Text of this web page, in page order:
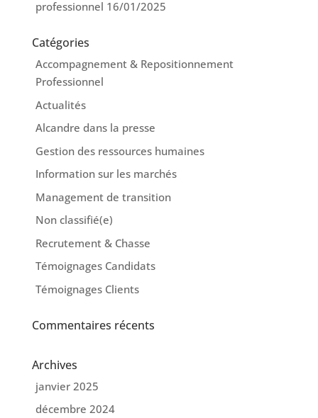
professionnel 16/01/2025
Catégories
Accompagnement & Repositionnement
Professionnel
Actualités
Alcandre dans la presse
Gestion des ressources humaines
Information sur les marchés
Management de transition
Non classifié(e)
Recrutement & Chasse
Témoignages Candidats
Témoignages Clients
Commentaires récents
Archives
janvier 2025
décembre 2024